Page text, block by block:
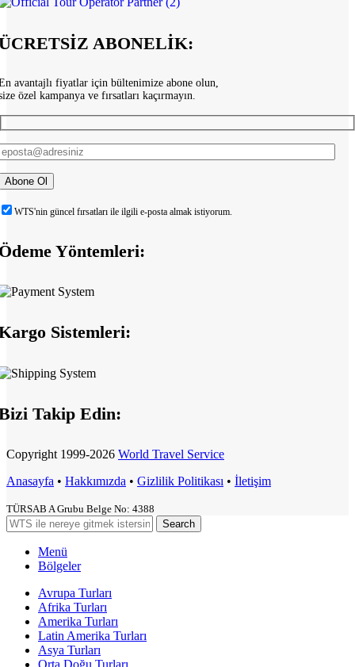
ABONELİK:
avantajlı fiyatlar için bültenimize abone olun,
özel kampanya ve fırsatları kaçırmayın.
WTS'nin güncel fırsatları ile ilgili e-posta almak istiyorum.
Yöntemleri:
Sistemleri:
Takip Edin:
Copyright 1999-2026 World Travel Service
Anasayfa • Hakkımızda • Gizlilik Politikası • İletişim
TÜRSAB A Grubu Belge No: 4388
Search
Menü
Bölgeler
Avrupa Turları
Afrika Turları
Amerika Turları
Latin Amerika Turları
Asya Turları
Orta Doğu Turları